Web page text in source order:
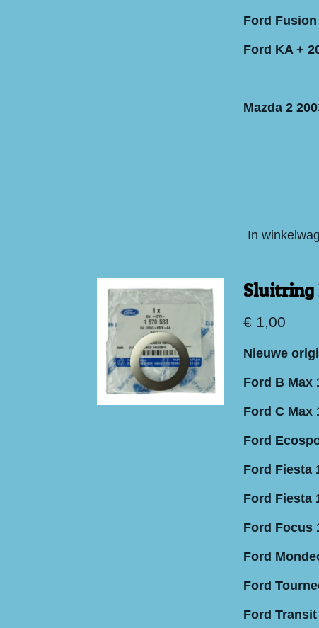
Ford Fusion
Ford KA +
Mazda 2
In
Sluitring
€ 1,00
Nieuwe
Ford B Max
Ford C Max
Ford
Ford Fiesta
Ford Fiesta
Ford Focus
Ford
Ford
Ford